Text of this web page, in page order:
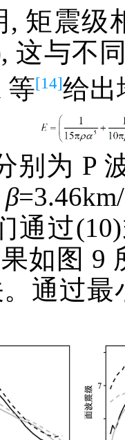
, 矩震级
这与不
等[14]给出
别为 P
β
通过
如图 9
通过